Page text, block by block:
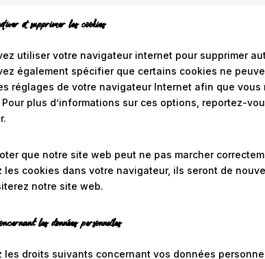
et supprimer les cookies
utiliser votre navigateur internet pour supprimer
également spécifier que certains cookies ne
réglages de votre navigateur Internet afin que
plus d’informations sur ces options, reportez-
que notre site web peut ne pas marcher
les cookies dans votre navigateur, ils seront de
notre site web.
les données personnelles
les droits suivants concernant vos données